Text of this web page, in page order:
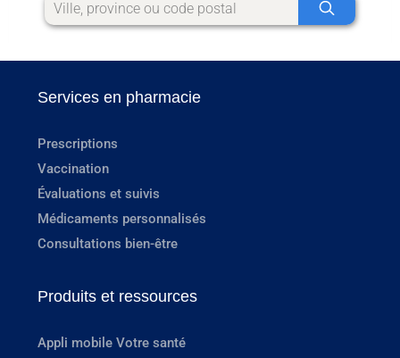
Services en pharmacie
Prescriptions
Vaccination
Évaluations et suivis
Médicaments personnalisés
Consultations bien-être
Produits et ressources
Appli mobile Votre santé